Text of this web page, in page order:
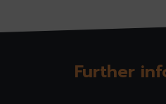
Further